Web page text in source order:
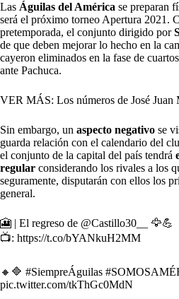
Las Águilas del América se preparan
será el próximo torneo Apertura 2021.
pretemporada, el conjunto dirigido por
de que deben mejorar lo hecho en la
cayeron eliminados en la fase de
ante Pachuca.
VER MÁS: Los números de José Juan
Sin embargo, un aspecto negativo se
guarda relación con el calendario del
el conjunto de la capital del país tendrá
regular considerando los rivales a los
seguramente, disputarán con ellos los
general.
🎦 | El regreso de @Castillo30__
🦅💪
📺: https://t.co/bYANkuH2MM
🔸🔷 #SiempreÁguilas
pic.twitter.com/tkThGc0MdN